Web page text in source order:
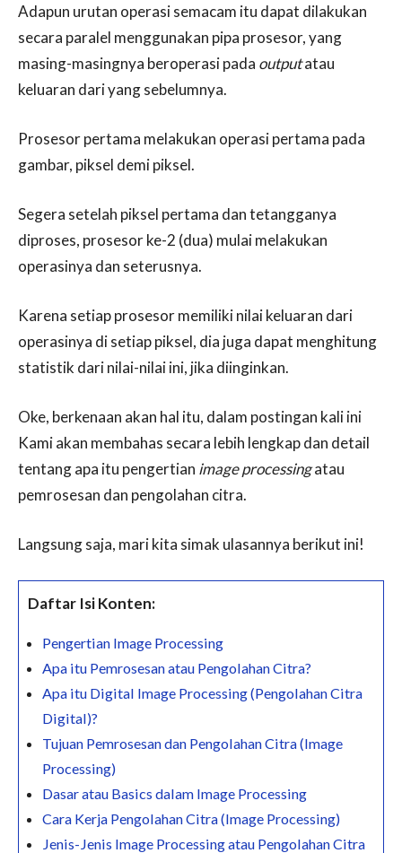
Adapun urutan operasi semacam itu dapat dilakukan
secara paralel menggunakan pipa prosesor, yang
masing-masingnya beroperasi pada outputatau
keluaran dari yang sebelumnya.
Prosesor pertama melakukan operasi pertama pada
gambar, piksel demi piksel.
Segera setelah piksel pertama dan tetangganya
diproses, prosesor ke-2 (dua) mulai melakukan
operasinya dan seterusnya.
Karena setiap prosesor memiliki nilai keluaran dari
operasinya di setiap piksel, dia juga dapat menghitung
statistik dari nilai-nilai ini, jika diinginkan.
Oke, berkenaan akan hal itu, dalam postingan kali ini
Kami akan membahas secara lebih lengkap dan detail
tentang apa itu pengertian image processingatau
pemrosesan dan pengolahan citra.
Langsung saja, mari kita simak ulasannya berikut ini!
Daftar Isi Konten:
Pengertian Image Processing
Apa itu Pemrosesan atau Pengolahan Citra?
Apa itu Digital Image Processing (Pengolahan Citra
Digital)?
Tujuan Pemrosesan dan Pengolahan Citra (Image
Processing)
Dasar atau Basics dalam Image Processing
Cara Kerja Pengolahan Citra (Image Processing)
Jenis-Jenis Image Processing atau Pengolahan Citra